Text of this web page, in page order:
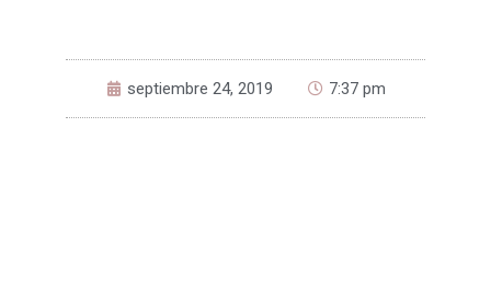
septiembre 24, 2019 7:37 pm